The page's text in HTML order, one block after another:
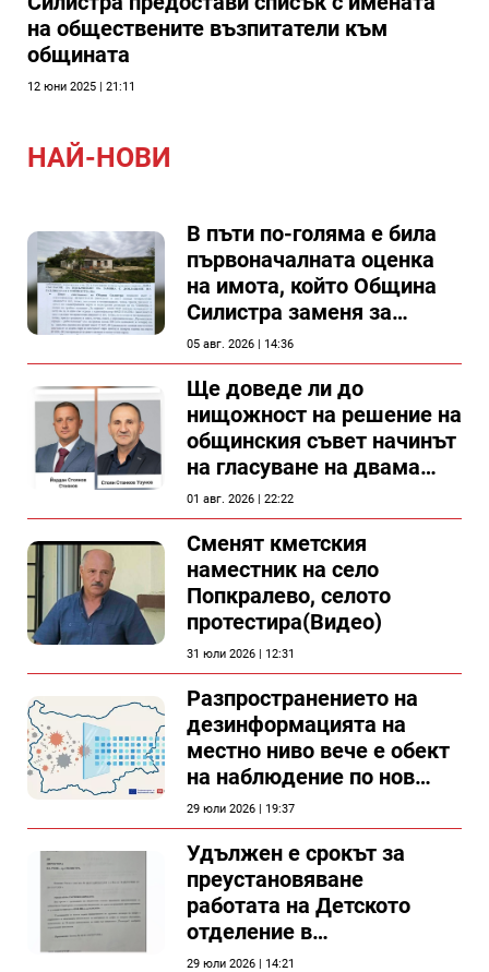
на обществените възпитатели към
общината
12 юни 2025 | 21:11
НАЙ-НОВИ
В пъти по-голяма е била
първоначалната оценка
на имота, който Община
Силистра заменя за
спирка, показват
документи
05 авг. 2026 | 14:36
Ще доведе ли до
нищожност на решение на
общинския съвет начинът
на гласуване на двама
съветници в Силистра?
01 авг. 2026 | 22:22
Сменят кметския
наместник на село
Попкралево, селото
протестира(Видео)
31 юли 2026 | 12:31
Разпространението на
дезинформацията на
местно ниво вече е обект
на наблюдение по нов
проект
29 юли 2026 | 19:37
Удължен е срокът за
преустановяване
работата на Детското
отделение в
силистренската болница
29 юли 2026 | 14:21